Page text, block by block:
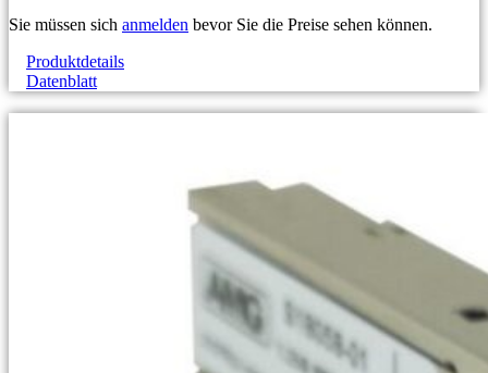
Sie müssen sich anmelden bevor Sie die Preise sehen können.
Produktdetails
Datenblatt